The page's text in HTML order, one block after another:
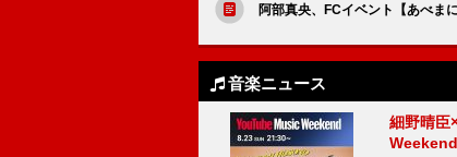
阿部真央、FCイベント【あべま
音楽ニュース
細野晴臣